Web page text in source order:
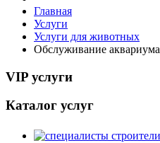
Главная
Услуги
Услуги для животных
Обслуживание аквариума
VIP услуги
Каталог услуг